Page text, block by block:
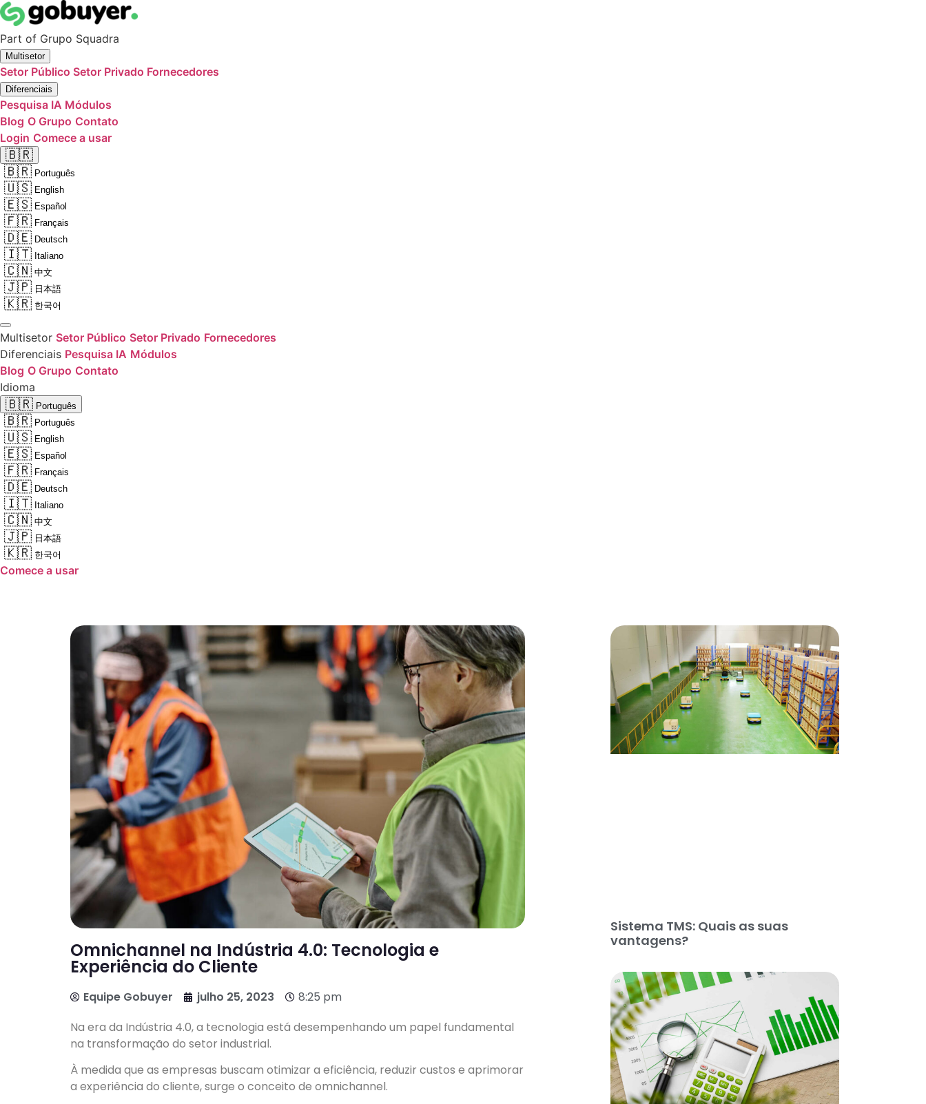
Part of Grupo Squadra
Multisetor
Setor Público Setor Privado Fornecedores
Diferenciais
Pesquisa IA Módulos
Blog O Grupo Contato
Login Comece a usar
🇧🇷
🇧🇷 Português
🇺🇸 English
🇪🇸 Español
🇫🇷 Français
🇩🇪 Deutsch
🇮🇹 Italiano
🇨🇳 中文
🇯🇵 日本語
🇰🇷 한국어
Multisetor Setor Público Setor Privado Fornecedores
Diferenciais Pesquisa IA Módulos
Blog O Grupo Contato
Idioma
🇧🇷 Português
🇧🇷 Português
🇺🇸 English
🇪🇸 Español
🇫🇷 Français
🇩🇪 Deutsch
🇮🇹 Italiano
🇨🇳 中文
🇯🇵 日本語
🇰🇷 한국어
Comece a usar
Omnichannel na Indústria 4.0: Tecnologia e
Experiência do Cliente
Equipe Gobuyer julho 25, 2023
8:25 pm
Na era da Indústria 4.0, a tecnologia está desempenhando um papel fundamental
na transformação do setor industrial.
À medida que as empresas buscam otimizar a eficiência, reduzir custos e aprimorar
a experiência do cliente, surge o conceito de omnichannel.
Sistema TMS: Quais as suas
vantagens?